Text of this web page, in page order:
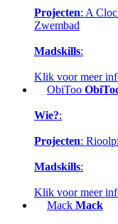
Projecten: A
Zwembad
Madskills:
Klik voor meer
ObiToo
Wie?:
Projecten:
Madskills:
Klik voor meer
Mack Mack